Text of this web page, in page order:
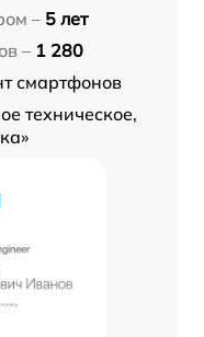
– 5 лет
– 1 280
смартфонов
техническое,